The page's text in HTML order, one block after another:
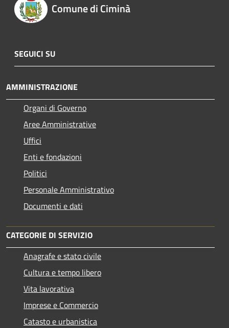
Comune di Ciminà
SEGUICI SU
AMMINISTRAZIONE
Organi di Governo
Aree Amministrative
Uffici
Enti e fondazioni
Politici
Personale Amministrativo
Documenti e dati
CATEGORIE DI SERVIZIO
Anagrafe e stato civile
Cultura e tempo libero
Vita lavorativa
Imprese e Commercio
Catasto e urbanistica